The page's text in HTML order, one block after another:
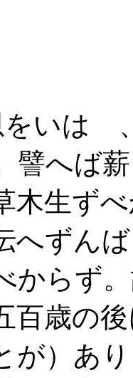
いは
譬へば
木生ず
へずん
からず
百歳の
が）あ